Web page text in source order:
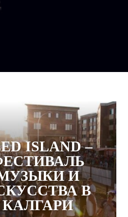
ISLAND –
И
В
КАЛГАРИ